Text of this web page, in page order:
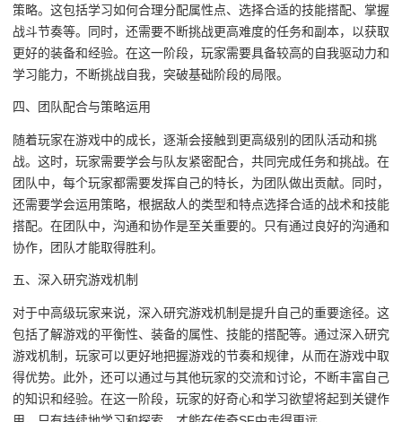
策略。这包括学习如何合理分配属性点、选择合适的技能搭配、掌握
战斗节奏等。同时，还需要不断挑战更高难度的任务和副本，以获取
更好的装备和经验。在这一阶段，玩家需要具备较高的自我驱动力和
学习能力，不断挑战自我，突破基础阶段的局限。
四、团队配合与策略运用
随着玩家在游戏中的成长，逐渐会接触到更高级别的团队活动和挑
战。这时，玩家需要学会与队友紧密配合，共同完成任务和挑战。在
团队中，每个玩家都需要发挥自己的特长，为团队做出贡献。同时，
还需要学会运用策略，根据敌人的类型和特点选择合适的战术和技能
搭配。在团队中，沟通和协作是至关重要的。只有通过良好的沟通和
协作，团队才能取得胜利。
五、深入研究游戏机制
对于中高级玩家来说，深入研究游戏机制是提升自己的重要途径。这
包括了解游戏的平衡性、装备的属性、技能的搭配等。通过深入研究
游戏机制，玩家可以更好地把握游戏的节奏和规律，从而在游戏中取
得优势。此外，还可以通过与其他玩家的交流和讨论，不断丰富自己
的知识和经验。在这一阶段，玩家的好奇心和学习欲望将起到关键作